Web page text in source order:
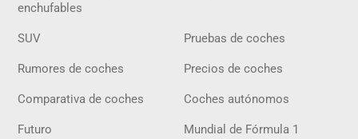
enchufables
SUV Pruebas de coches
Rumores de coches Precios de coches
Comparativa de coches Coches autónomos
Futuro Mundial de Fórmula 1